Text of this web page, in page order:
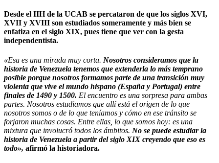
Desde el IIH de la UCAB se percataron de que los siglos XVI,
XVII y XVIII son estudiados someramente y más bien se
enfatiza en el siglo XIX, pues tiene que ver con la gesta
independentista.
«Esa es una mirada muy corta. Nosotros consideramos que la
historia de Venezuela tenemos que extenderla lo más temprano
posible porque nosotros formamos parte de una transición muy
violenta que vive el mundo hispano (España y Portugal) entre
finales de 1490 y 1500. El encuentro es una sorpresa para ambas
partes. Nosotros estudiamos que allí está el origen de lo que
nosotros somos o de lo que teníamos y cómo en ese tránsito se
forjaron muchas cosas. Entre ellas, lo que somos hoy: es una
mixtura que involucró todos los ámbitos. No se puede estudiar la
historia de Venezuela a partir del siglo XIX creyendo que eso es
todo», afirmó la historiadora.